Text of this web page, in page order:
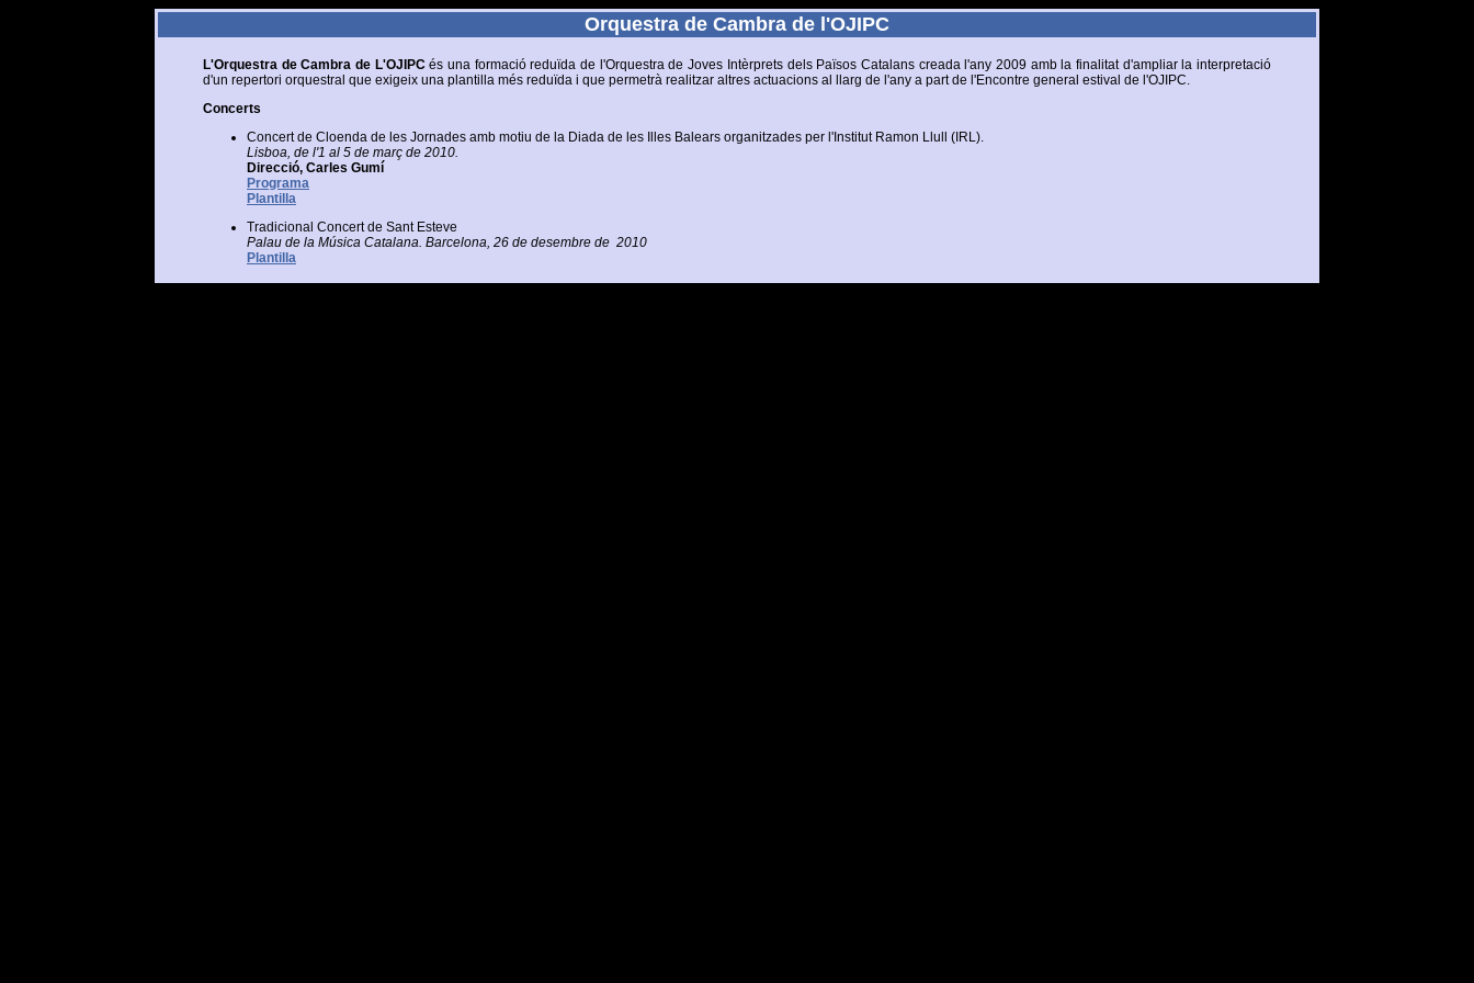
Orquestra de Cambra de l'OJIPC
L'Orquestra de Cambra de L'OJIPCés una formació reduïda de l'Orquestra de Joves Intèrprets dels Països Catalans creada l'any 2009 amb la finalitat d'ampliar la interpretació
d'un repertori orquestral que exigeix una plantilla més reduïda i que permetrà realitzar altres actuacions al llarg de l'any a part de l'Encontre general estival de l'OJIPC.
Concerts
Concert de Cloenda de les Jornades amb motiu de la Diada de les Illes Balears organitzades per l'Institut Ramon Llull (IRL).
Lisboa, de l'1 al 5 de març de 2010.
Direcció, Carles Gumí
Programa
Plantilla
Tradicional Concert de Sant Esteve
Palau de la Música Catalana. Barcelona, 26 de desembre de 2010
Plantilla